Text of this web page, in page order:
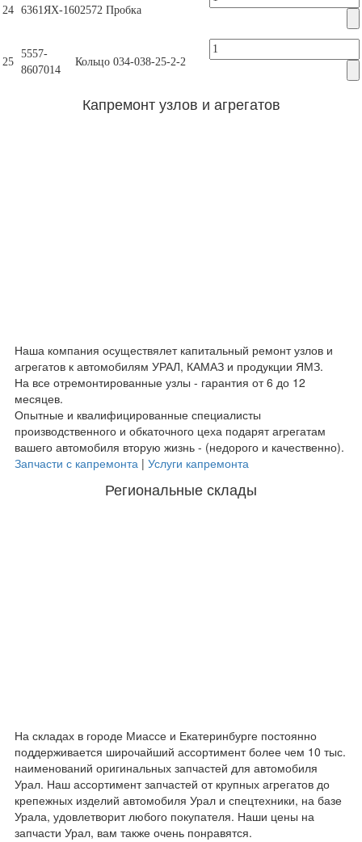
24 6361ЯХ-1602572 Пробка
25
5557-
8607014
Кольцо 034-038-25-2-2
Капремонт узлов и агрегатов
Наша компания осуществялет капитальный ремонт узлов и
агрегатов к автомобилям УРАЛ, КАМАЗ и продукции ЯМЗ.
На все отремонтированные узлы - гарантия от 6 до 12
месяцев.
Опытные и квалифицированные специалисты
производственного и обкаточного цеха подарят агрегатам
вашего автомобиля вторую жизнь - (недорого и качественно).
Запчасти с капремонта | Услуги капремонта
Региональные склады
На складах в городе Миассе и Екатеринбурге постоянно
поддерживается широчайший ассортимент более чем 10 тыс.
наименований оригинальных запчастей для автомобиля
Урал. Наш ассортимент запчастей от крупных агрегатов до
крепежных изделий автомобиля Урал и спецтехники, на базе
Урала, удовлетворит любого покупателя. Наши цены на
запчасти Урал, вам также очень понравятся.